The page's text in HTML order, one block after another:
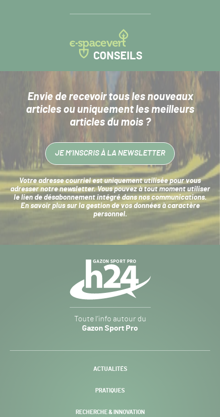
CONSEILS
Envie de recevoir tous les nouveaux
articlesou uniquement les meilleurs
articles du mois ?
JE M’INSCRIS À LA NEWSLETTER
Votre adresse courriel est uniquement utilisée pour vous
adresser notre newsletter. Vous pouvez à tout moment utiliser
le lien de désabonnement intégré dans nos communications.
En savoir plus sur la gestion de vos données à caractère
personnel.
Sport
Pro
-
Toute l’info autour du
Gazon Sport Pro
ACTUALITÉS
PRATIQUES
RECHERCHE & INNOVATION